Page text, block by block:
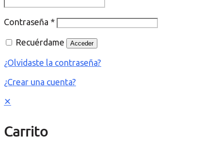
Contraseña *
Recuérdame Acceder
¿Olvidaste la contraseña?
¿Crear una cuenta?
✕
Carrito